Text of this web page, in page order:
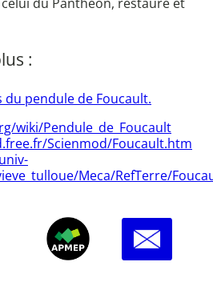
:
du pendule de Foucault.
wiki/Pendule_de_Foucault
Scienmod/Foucault.htm
Meca/RefTerre/